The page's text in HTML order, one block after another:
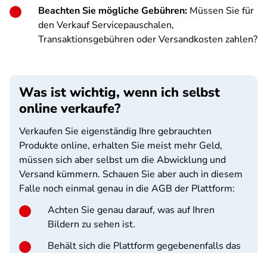
Beachten Sie mögliche Gebühren: Müssen Sie für
den Verkauf Servicepauschalen,
Transaktionsgebühren oder Versandkosten zahlen?
Was ist wichtig, wenn ich selbst
online verkaufe?
Verkaufen Sie eigenständig Ihre gebrauchten
Produkte online, erhalten Sie meist mehr Geld,
müssen sich aber selbst um die Abwicklung und
Versand kümmern. Schauen Sie aber auch in diesem
Falle noch einmal genau in die AGB der Plattform:
Achten Sie genau darauf, was auf Ihren
Bildern zu sehen ist.
Behält sich die Plattform gegebenenfalls das